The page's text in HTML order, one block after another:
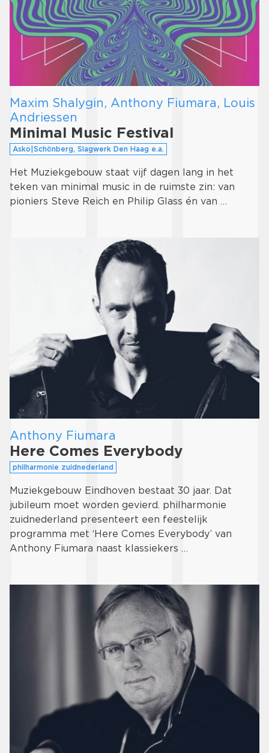
Maxim Shalygin, Anthony Fiumara, Louis
Andriessen
Minimal Music Festival
Asko|Schönberg, Slagwerk Den Haag e.a.
Het Muziekgebouw staat vijf dagen lang in het
teken van minimal music in de ruimste zin: van
pioniers Steve Reich en Philip Glass én van …
Anthony Fiumara
Here Comes Everybody
philharmonie zuidnederland
Muziekgebouw Eindhoven bestaat 30 jaar. Dat
jubileum moet worden gevierd. philharmonie
zuidnederland presenteert een feestelijk
programma met ‘Here Comes Everybody’ van
Anthony Fiumara naast klassiekers …